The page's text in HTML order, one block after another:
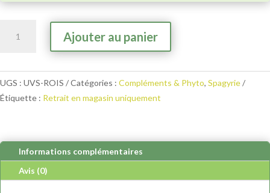
ROIS
Ajouter au panier
e
r
v
e
UGS : UVS-ROIS Catégories : Compléments & Phyto, Spagyrie
Étiquette : Retrait en magasin uniquement
Informations complémentaires
Avis (0)